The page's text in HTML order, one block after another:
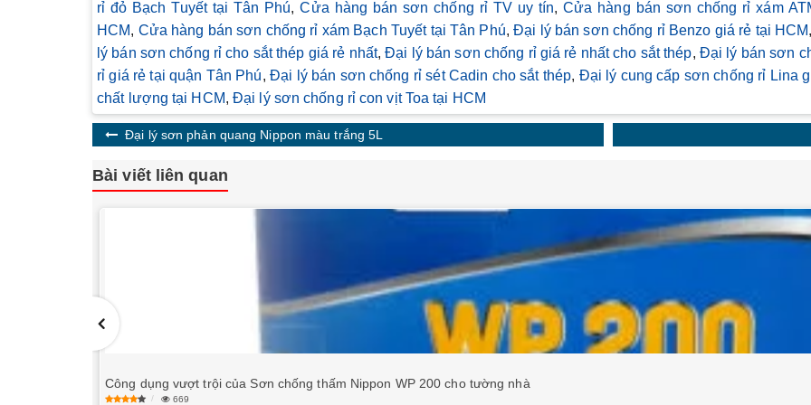
rỉ đỏ Bạch Tuyết tại Tân Phú,Cửa hàng bán sơn chống rỉ TV uy tín,Cửa hàng bán sơn chống rỉ xám
HCM, Cửa hàng bán sơn chống rỉ xám Bạch Tuyết tại Tân Phú,Đại lý bán sơn chống rỉ Benzo giá rẻ tại HCM,
lý bán sơn chống rỉ cho sắt thép giá rẻ nhất,Đại lý bán sơn chống rỉ giá rẻ nhất cho sắt thép, Đại lý bán sơn
rỉ giá rẻ tại quận Tân Phú, Đại lý bán sơn chống rỉ sét Cadin cho sắt thép, Đại lý cung cấp sơn chống rỉ Lina
chất lượng tại HCM,Đại lý sơn chống rỉ con vịt Toa tại HCM
Đại lý sơn phản quang Nippon màu trắng 5L
Bài viết liên quan
Công dụng vượt trội của Sơn chống thấm Nippon WP 200 cho tường nhà
669